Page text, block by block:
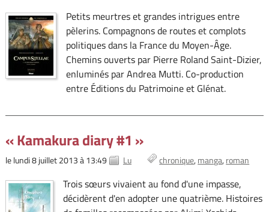
Petits meurtres et grandes intrigues entre
pèlerins. Compagnons de routes et complots
politiques dans la France du Moyen-Âge.
Chemins ouverts par Pierre Roland Saint-Dizier,
enluminés par Andrea Mutti. Co-production
entre Éditions du Patrimoine et Glénat.
« Kamakura diary #1 »
le lundi 8 juillet 2013 à 13:49 Lu chronique manga roman
Trois sœurs vivaient au fond d'une impasse,
décidèrent d'en adopter une quatrième. Histoires